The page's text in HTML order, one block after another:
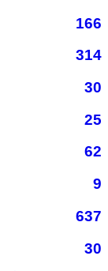
166
314
30
25
62
9
637
30